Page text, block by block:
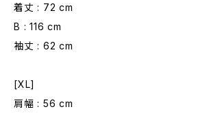
着丈 : 72 cm
B : 116 cm
袖丈 : 62 cm
[XL]
肩幅 : 56 cm